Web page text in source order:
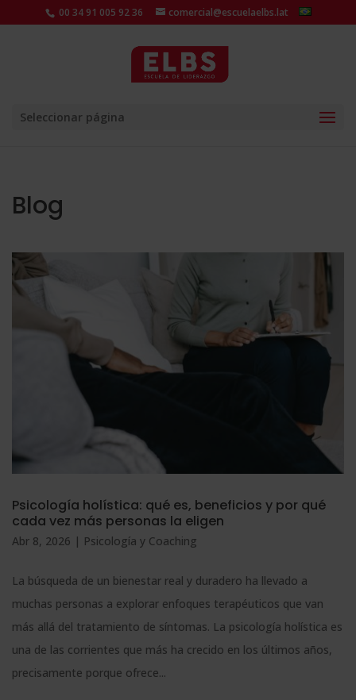
00 34 91 005 92 36 comercial@escuelaelbs.lat
Seleccionar página
Blog
Psicología holística: qué es, beneficios y por qué
cada vez más personas la eligen
Abr 8, 2026 | Psicología y Coaching
La búsqueda de un bienestar real y duradero ha llevado a
muchas personas a explorar enfoques terapéuticos que van
más allá del tratamiento de síntomas. La psicología holística es
una de las corrientes que más ha crecido en los últimos años,
precisamente porque ofrece...